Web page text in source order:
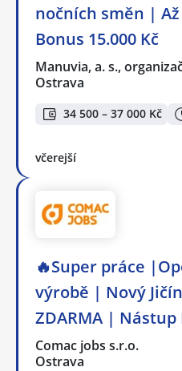
nočních směn | Až
Bonus 15.000 Kč
Manuvia, a. s.,
Ostrava
34 500 – 37 000 Kč
včerejší
🔥Super práce
výrobě | Nový
ZDARMA | Nástup
Comac jobs s.r.o.
Ostrava